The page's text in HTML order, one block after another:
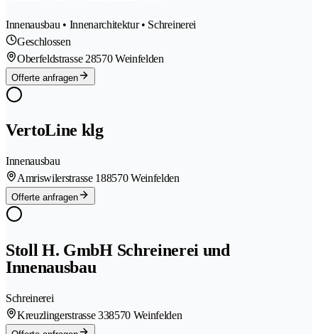
Innenausbau • Innenarchitektur • Schreinerei
Geschlossen
Oberfeldstrasse 28570 Weinfelden
Offerte anfragen
VertoLine klg
Innenausbau
Amriswilerstrasse 188570 Weinfelden
Offerte anfragen
Stoll H. GmbH Schreinerei und
Innenausbau
Schreinerei
Kreuzlingerstrasse 338570 Weinfelden